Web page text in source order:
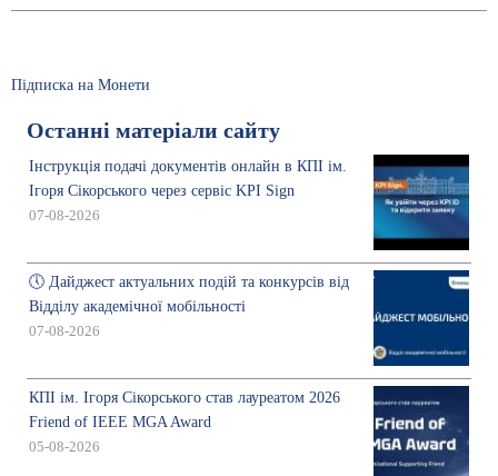
Підписка на Монети
Останні матеріали сайту
Інструкція подачі документів онлайн в КПІ ім.
Ігоря Сікорського через сервіс KPI Sign
07-08-2026
🕔 Дайджест актуальних подій та конкурсів від
Відділу академічної мобільності
07-08-2026
КПІ ім. Ігоря Сікорського став лауреатом 2026
Friend of IEEE MGA Award
05-08-2026